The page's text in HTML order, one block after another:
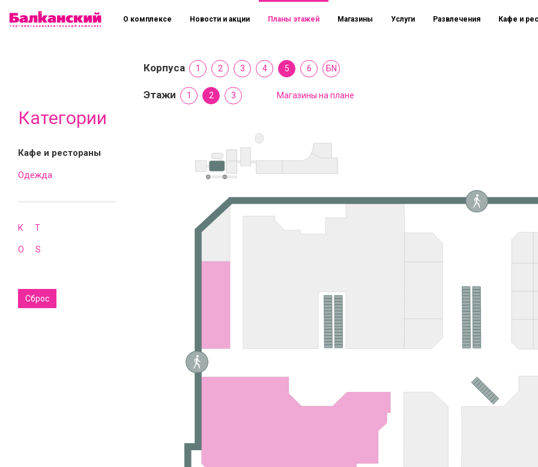
Категории
Кафе и рестораны
Одежда
К Т
O S
Сброс
О комплексе Новости и акции Планы этажей Магазины Услуги Развлечения Кафе и
Корпуса 1 2 3 4 5 6 БN
Этажи 1 2 3 Магазины на плане